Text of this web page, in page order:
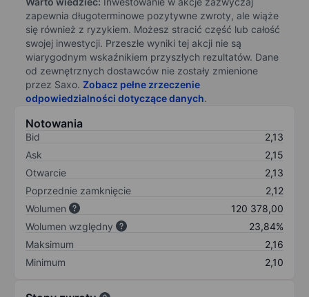
zapewnia długoterminowe pozytywne zwroty, ale wiąże
się również z ryzykiem. Możesz stracić część lub całość
swojej inwestycji. Przeszłe wyniki tej akcji nie są
wiarygodnym wskaźnikiem przyszłych rezultatów. Dane
od zewnętrznych dostawców nie zostały zmienione
przez Saxo. Zobacz pełne zrzeczenie
odpowiedzialności dotyczące danych.
Notowania
Bid
2,13
Ask
2,15
Otwarcie
2,13
Poprzednie zamknięcie
2,12
Wolumen
120 378,00
Wolumen względny
23,84%
Maksimum
2,16
Minimum
2,10